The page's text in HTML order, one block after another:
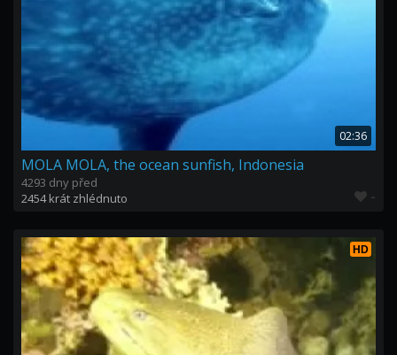
02:36
MOLA MOLA, the ocean sunfish, Indonesia
4293 dny před
2454 krát zhlédnuto
-
HD